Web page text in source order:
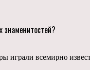
знаменитостей?
играли всемирно